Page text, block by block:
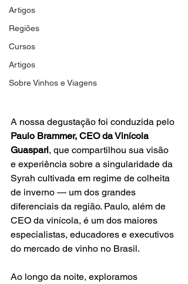
Artigos
Regiões
Cursos
Artigos
Sobre Vinhos e Viagens
A nossa degustação foi conduzida pelo
Paulo Brammer, CEO da Vinícola
Guaspari, que compartilhou sua visão
e experiência sobre a singularidade da
Syrah cultivada em regime de colheita
de inverno — um dos grandes
diferenciais da região. Paulo, além de
CEO da vinícola, é um dos maiores
especialistas, educadores e executivos
do mercado de vinho no Brasil.
Ao longo da noite, exploramos